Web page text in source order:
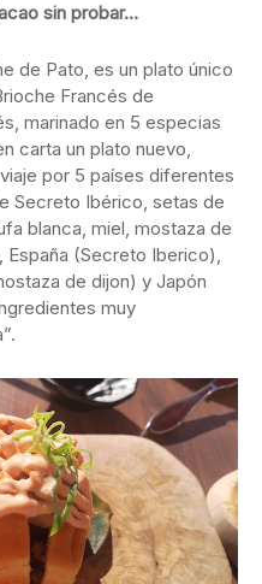
sin probar…
de Pato, es un plato único
Francés de
marinado en 5 especias
carta un plato nuevo,
por 5 países diferentes
Secreto Ibérico, setas de
blanca, miel, mostaza de
España (Secreto Iberico),
de dijon) y Japón
muy